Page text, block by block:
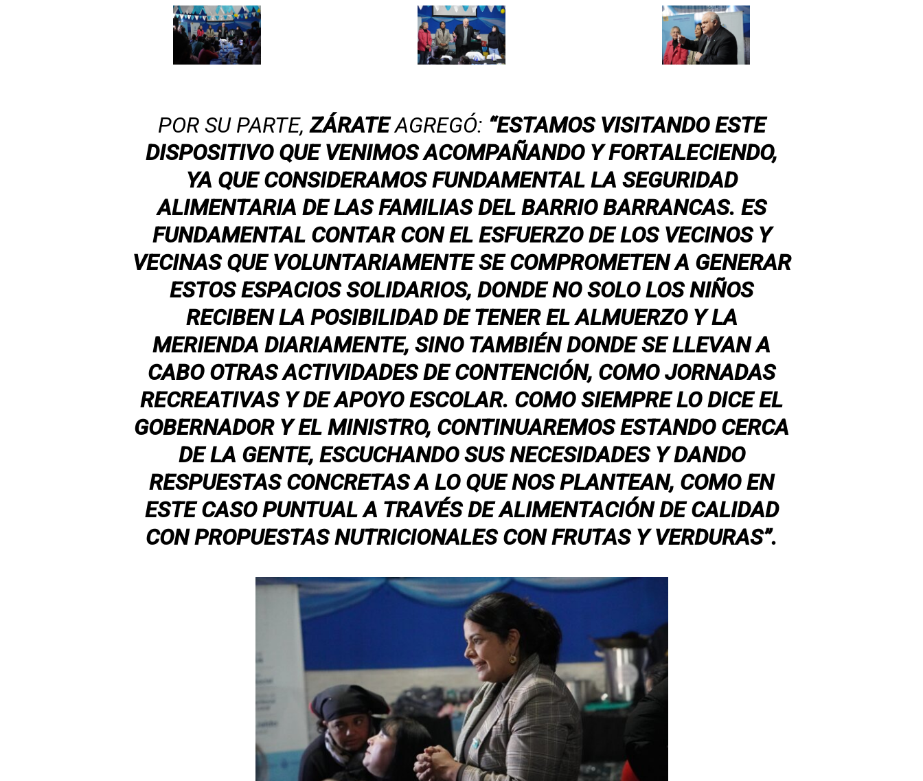
POR SU PARTE,ZÁRATEAGREGÓ: “ESTAMOS VISITANDO ESTE
DISPOSITIVO QUE VENIMOS ACOMPAÑANDO Y FORTALECIENDO,
YA QUE CONSIDERAMOS FUNDAMENTAL LA SEGURIDAD
ALIMENTARIA DE LAS FAMILIAS DEL BARRIO BARRANCAS. ES
FUNDAMENTAL CONTAR CON EL ESFUERZO DE LOS VECINOS Y
VECINAS QUE VOLUNTARIAMENTE SE COMPROMETEN A GENERAR
ESTOS ESPACIOS SOLIDARIOS, DONDE NO SOLO LOS NIÑOS
RECIBEN LA POSIBILIDAD DE TENER EL ALMUERZO Y LA
MERIENDA DIARIAMENTE, SINO TAMBIÉN DONDE SE LLEVAN A
CABO OTRAS ACTIVIDADES DE CONTENCIÓN, COMO JORNADAS
RECREATIVAS Y DE APOYO ESCOLAR. COMO SIEMPRE LO DICE EL
GOBERNADOR Y EL MINISTRO, CONTINUAREMOS ESTANDO CERCA
DE LA GENTE, ESCUCHANDO SUS NECESIDADES Y DANDO
RESPUESTAS CONCRETAS A LO QUE NOS PLANTEAN, COMO EN
ESTE CASO PUNTUAL A TRAVÉS DE ALIMENTACIÓN DE CALIDAD
CON PROPUESTAS NUTRICIONALES CON FRUTAS Y VERDURAS”.